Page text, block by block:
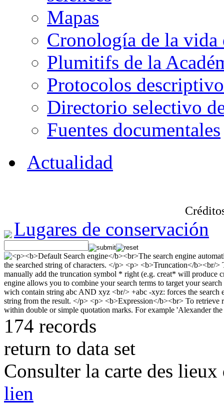
Mapas
Cronología de la vida
Plumitifs de la
Protocolos
Directorio selectivo
Fuentes documentales
Actualidad
Lugares de conservación
174 records
return to data set
Consulter la carte des
lien